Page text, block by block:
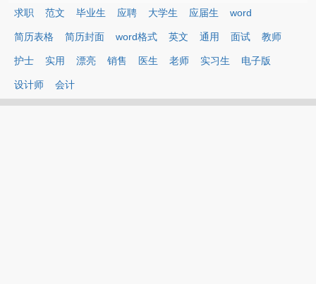
求职 范文 毕业生 应聘 大学生 应届生 word
简历表格 简历封面 word格式 英文 通用 面试 教师
护士 实用 漂亮 销售 医生 老师 实习生 电子版
设计师 会计